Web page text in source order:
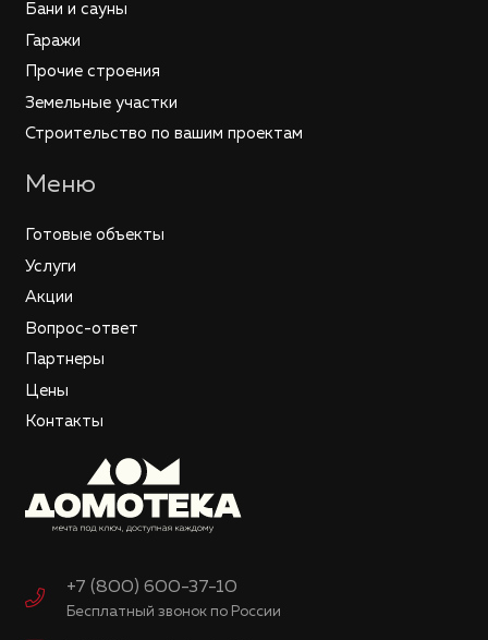
Бани и сауны
Гаражи
Прочие строения
Земельные участки
Строительство по вашим проектам
Меню
Готовые объекты
Услуги
Акции
Вопрос-ответ
Партнеры
Цены
Контакты
+7 (800) 600-37-10
Бесплатный звонок по России